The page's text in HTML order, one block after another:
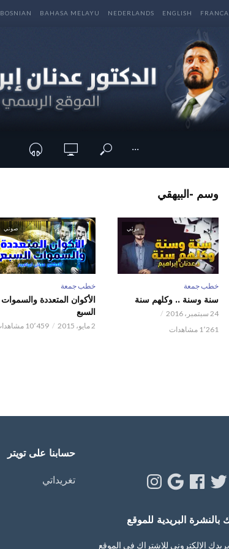
ENGLISH
NEDERLANDS
BAHASA MELAYU
BOSNIAN
···
وسم -البيهقي
مرئي
خطب جمعة
سنة وسنة .. وكلهم سنة
24 سبتمبر، 2016
1٬261 مشاهدات
صوتي
خطب جمعة
الأكوان المتعددة والسموات
السبع
2 مايو، 2015 10٬459 مشاهدات
Twitter
Facebook
Google
Instagram
بالنشرة البريدية للموقع
الإلكتروني للإشتراك في الموقع
حسابنا على تويتر
تغريداتي